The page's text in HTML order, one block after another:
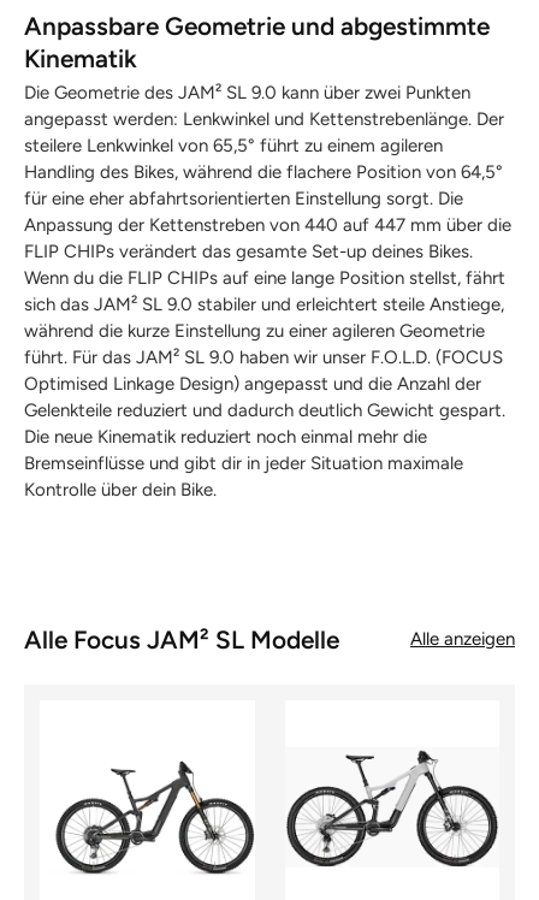
Anpassbare Geometrie und abgestimmte
Kinematik
Die Geometrie des JAM² SL 9.0 kann über zwei Punkten
angepasst werden: Lenkwinkel und Kettenstrebenlänge. Der
steilere Lenkwinkel von 65,5° führt zu einem agileren
Handling des Bikes, während die flachere Position von 64,5°
für eine eher abfahrtsorientierten Einstellung sorgt. Die
Anpassung der Kettenstreben von 440 auf 447 mm über die
FLIP CHIPs verändert das gesamte Set-up deines Bikes.
Wenn du die FLIP CHIPs auf eine lange Position stellst, fährt
sich das JAM² SL 9.0 stabiler und erleichtert steile Anstiege,
während die kurze Einstellung zu einer agileren Geometrie
führt. Für das JAM² SL 9.0 haben wir unser F.O.L.D. (FOCUS
Optimised Linkage Design) angepasst und die Anzahl der
Gelenkteile reduziert und dadurch deutlich Gewicht gespart.
Die neue Kinematik reduziert noch einmal mehr die
Bremseinflüsse und gibt dir in jeder Situation maximale
Kontrolle über dein Bike.
Alle Focus JAM² SL Modelle Alle anzeigen